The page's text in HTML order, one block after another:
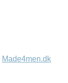
Made4men.dk